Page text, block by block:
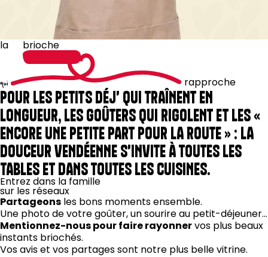
la brioche
qui rapproche
POUR LES PETITS DÉJ' QUI TRAÎNENT EN
LONGUEUR, LES GOÛTERS QUI RIGOLENT ET LES «
ENCORE UNE PETITE PART POUR LA ROUTE » : LA
DOUCEUR VENDÉENNE S'INVITE À TOUTES LES
TABLES ET DANS TOUTES LES CUISINES.
Entrez dans la famille
sur les réseaux
Partageons les bons moments ensemble.
Une photo de votre goûter, un sourire au petit-déjeuner…
Mentionnez-nous pour faire rayonnervos plus beaux
instants briochés.
Vos avis et vos partages sont notre plus belle vitrine.